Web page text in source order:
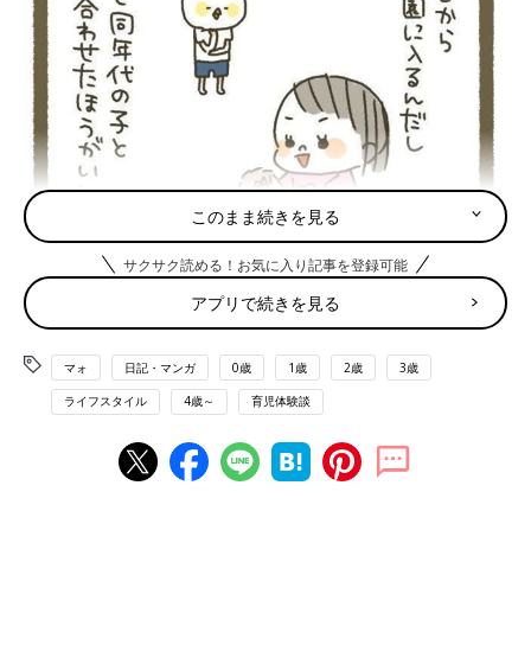
このまま続きを見る
サクサク読める！お気に入り記事を登録可能
アプリで続きを見る
マォ 日記・マンガ 0歳 1歳 2歳 3歳
ライフスタイル 4歳～ 育児体験談